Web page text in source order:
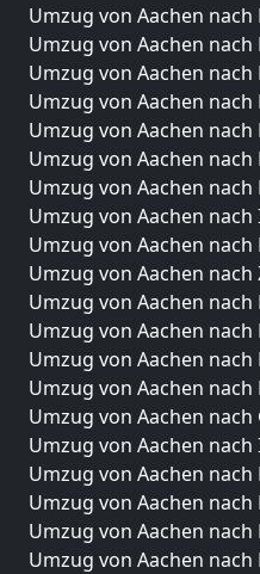
Umzug von Aachen nach
Umzug von Aachen nach
Umzug von Aachen nach
Umzug von Aachen
Umzug von Aachen nach
Umzug von Aachen
Umzug von Aachen
Umzug von Aachen nach
Umzug von Aachen nach
Umzug von Aachen nach
Umzug von Aachen nach
Umzug von Aachen nach
Umzug von Aachen nach
Umzug von Aachen nach
Umzug von Aachen
Umzug von Aachen nach
Umzug von Aachen
Umzug von Aachen
Umzug von Aachen
Umzug von Aachen